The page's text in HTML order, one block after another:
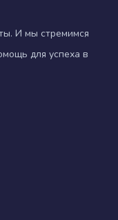
И мы стремимся
для успеха в